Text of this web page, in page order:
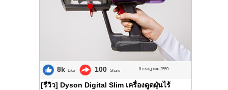
8k Like 100 Share 8 กรกฎาคม 2559
[รีวิว] Dyson Digital Slim เครื่องดูดฝุ่นไร้